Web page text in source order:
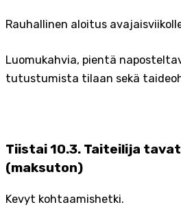
Rauhallinen aloitus
Luomukahvia, pientä
tutustumista tilaan sekä
Tiistai 10.3. Taiteilija
(maksuton)
Kevyt kohtaamishetki.